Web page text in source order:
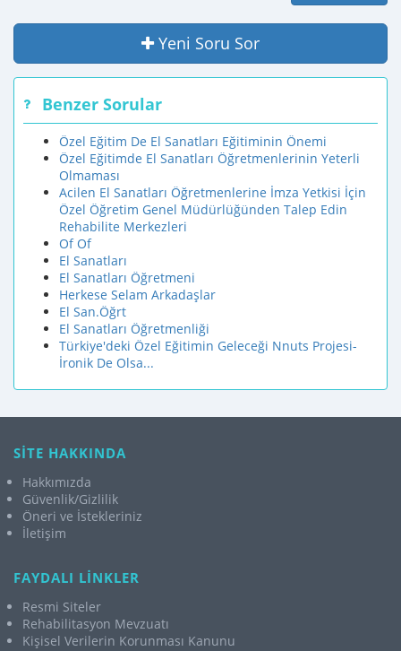
Yeni Soru Sor
Benzer Sorular
Özel Eğitim De El Sanatları Eğitiminin Önemi
Özel Eğitimde El Sanatları Öğretmenlerinin Yeterli
Olmaması
Acilen El Sanatları Öğretmenlerine İmza Yetkisi İçin
Özel Öğretim Genel Müdürlüğünden Talep Edin
Rehabilite Merkezleri
Of Of
El Sanatları
El Sanatları Öğretmeni
Herkese Selam Arkadaşlar
El San.Öğrt
El Sanatları Öğretmenliği
Türkiye'deki Özel Eğitimin Geleceği Nnuts Projesi-
İronik De Olsa...
SİTE HAKKINDA
Hakkımızda
Güvenlik/Gizlilik
Öneri ve İstekleriniz
İletişim
FAYDALI LİNKLER
Resmi Siteler
Rehabilitasyon Mevzuatı
Kişisel Verilerin Korunması Kanunu